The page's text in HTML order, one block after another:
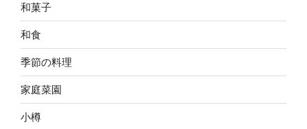
和菓子
和食
季節の料理
家庭菜園
小樽